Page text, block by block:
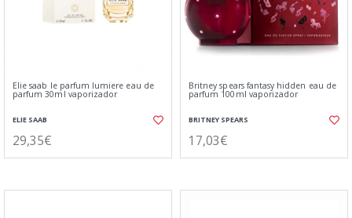
Elie saab le parfum lumiere eau de
parfum 30ml vaporizador
ELIE SAAB
29,35€
Britney spears fantasy hidden eau de
parfum 100ml vaporizador
BRITNEY SPEARS
17,03€